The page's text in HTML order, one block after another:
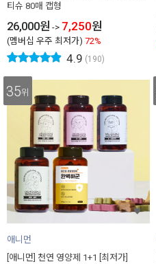
티슈 80매 캡형
26,000원 -> 7,250원
(멤버십 우주 최저가) 72%
4.9 (190)
35위
애니먼
[애니먼] 천연 영양제 1+1 [최저가]